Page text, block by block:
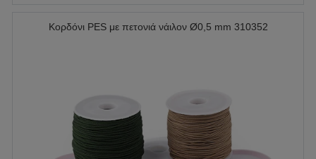
Κορδόνι PES με πετονιά νάιλον Ø0,5 mm 310352